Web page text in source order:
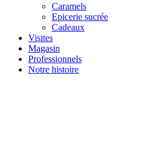
Caramels
Epicerie sucrée
Cadeaux
Visites
Magasin
Professionnels
Notre histoire